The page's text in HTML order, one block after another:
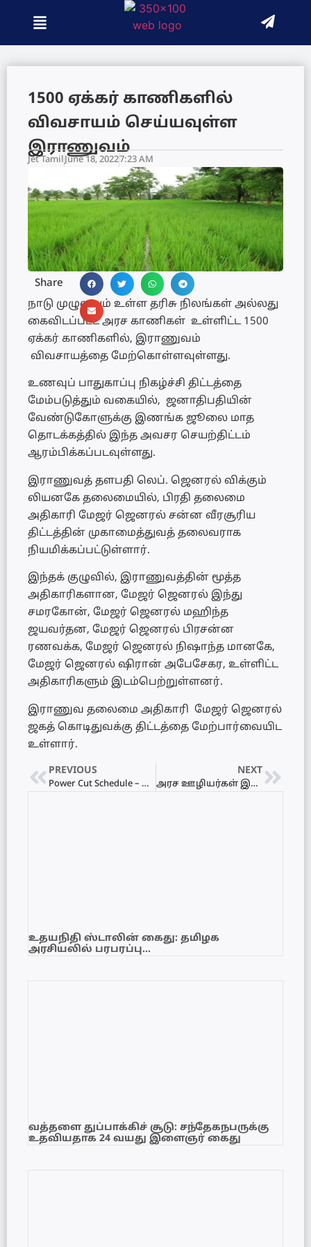
1500 ஏக்கர் காணிகளில்
விவசாயம் செய்யவுள்ள
இராணுவம்
Jet Tamil June 18, 20227:23 AM
Share
நாடு முழுவதும் உள்ள தரிசு நிலங்கள் அல்லது
கைவிடப்பட்ட அரச காணிகள் உள்ளிட்ட 1500
ஏக்கர் காணிகளில், இராணுவம்
விவசாயத்தை மேற்கொள்ளவுள்ளது.
உணவுப் பாதுகாப்பு நிகழ்ச்சி திட்டத்தை
மேம்படுத்தும் வகையில், ஜனாதிபதியின்
வேண்டுகோளுக்கு இணங்க ஜூலை மாத
தொடக்கத்தில் இந்த அவசர செயற்திட்டம்
ஆரம்பிக்கப்படவுள்ளது.
இராணுவத் தளபதி லெப். ஜெனரல் விக்கும்
லியனகே தலைமையில், பிரதி தலைமை
அதிகாரி மேஜர் ஜெனரல் சன்ன வீரசூரிய
திட்டத்தின் முகாமைத்துவத் தலைவராக
நியமிக்கப்பட்டுள்ளார்.
இந்தக் குழுவில், இராணுவத்தின் மூத்த
அதிகாரிகளான, மேஜர் ஜெனரல் இந்து
சமரகோன், மேஜர் ஜெனரல் மஹிந்த
ஜயவர்தன, மேஜர் ஜெனரல் பிரசன்ன
ரணவக்க, மேஜர் ஜெனரல் நிஷாந்த மானகே,
மேஜர் ஜெனரல் ஷிரான் அபேசேகர, உள்ளிட்ட
அதிகாரிகளும் இடம்பெற்றுள்ளனர்.
இராணுவ தலைமை அதிகாரி மேஜர் ஜெனரல்
ஜகத் கொடிதுவக்கு திட்டத்தை மேற்பார்வையிட
உள்ளார்.
PREVIOUS
Power Cut Schedule – மின்வெட்டு அட்டவணை 18.06.2022
NEXT
அரச ஊழியர்கள் இரண்டு வாரங்கள் வீட்டில் இருந்து பணியாற்றும் திட்டம் அறிவிப்பு
உதயநிதி ஸ்டாலின் கைது: தமிழக
அரசியலில் பரபரப்பு…
வத்தளை துப்பாக்கிச் சூடு: சந்தேகநபருக்கு
உதவியதாக 24 வயது இளைஞர் கைது